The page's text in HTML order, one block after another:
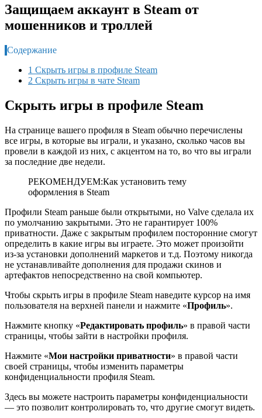
Защищаем аккаунт в Steam от
мошенников и троллей
Содержание
1 Скрыть игры в профиле Steam
2 Скрыть игры в чате Steam
Скрыть игры в профиле Steam
На странице вашего профиля в Steam обычно перечислены
все игры, в которые вы играли, и указано, сколько часов вы
провели в каждой из них, с акцентом на то, во что вы играли
за последние две недели.
РЕКОМЕНДУЕМ:Как установить тему
оформления в Steam
Профили Steam раньше были открытыми, но Valve сделала их
по умолчанию закрытыми. Это не гарантирует 100%
приватности. Даже с закрытым профилем посторонние смогут
определить в какие игры вы играете. Это может произойти
из-за установки дополнений маркетов и т.д. Поэтому никогда
не устанавливайте дополнения для продажи скинов и
артефактов непосредственно на свой компьютер.
Чтобы скрыть игры в профиле Steam наведите курсор на имя
пользователя на верхней панели и нажмите «Профиль».
Нажмите кнопку «Редактировать профиль» в правой части
страницы, чтобы зайти в настройки профиля.
Нажмите «Мои настройки приватности» в правой части
своей страницы, чтобы изменить параметры
конфиденциальности профиля Steam.
Здесь вы можете настроить параметры конфиденциальности
— это позволит контролировать то, что другие смогут видеть.